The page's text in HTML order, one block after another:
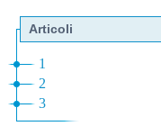
Articoli
1
2
3